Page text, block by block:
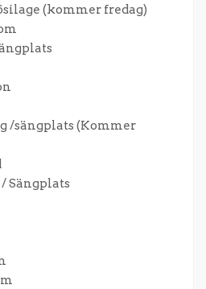
(kommer fredag)
/sängplats (Kommer
Sängplats